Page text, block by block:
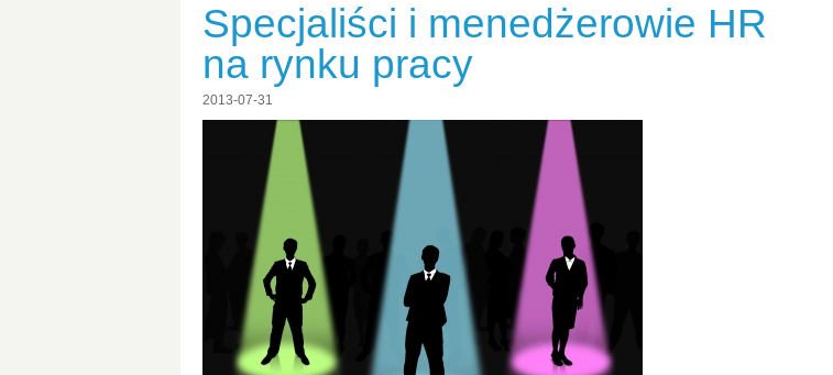
Specjaliści i menedżerowie HR
na rynku pracy
2013-07-31